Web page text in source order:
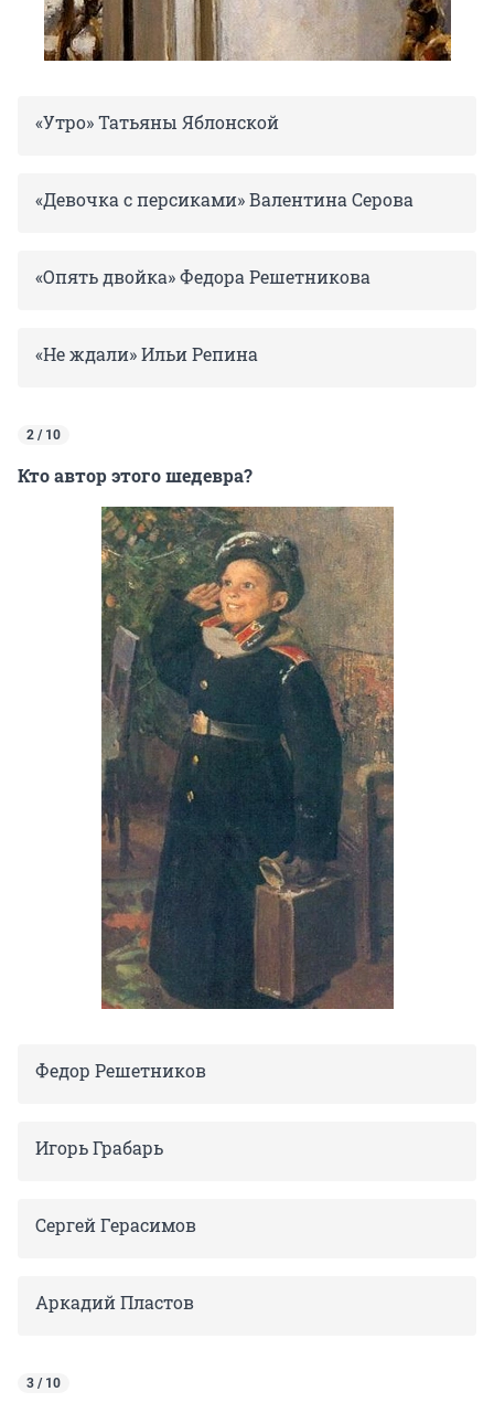
«Утро» Татьяны Яблонской
«Девочка с персиками» Валентина Серова
«Опять двойка» Федора Решетникова
«Не ждали» Ильи Репина
2 / 10
Кто автор этого шедевра?
Федор Решетников
Игорь Грабарь
Сергей Герасимов
Аркадий Пластов
3 / 10